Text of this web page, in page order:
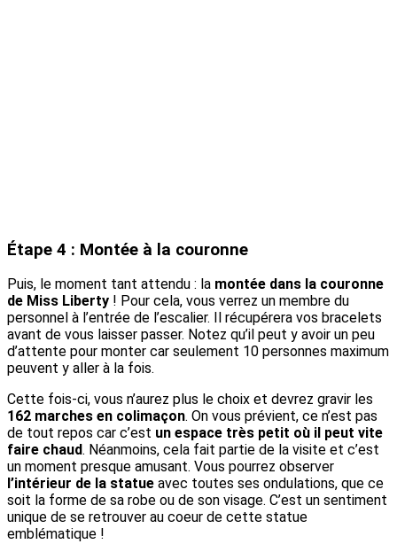
Étape 4 : Montée à la couronne
Puis, le moment tant attendu : la montée dans la couronne
de Miss Liberty ! Pour cela, vous verrez un membre du
personnel à l’entrée de l’escalier. Il récupérera vos bracelets
avant de vous laisser passer. Notez qu’il peut y avoir un peu
d’attente pour monter car seulement 10 personnes maximum
peuvent y aller à la fois.
Cette fois-ci, vous n’aurez plus le choix et devrez gravir les
162 marches en colimaçon. On vous prévient, ce n’est pas
de tout repos car c’est un espace très petit où il peut vite
faire chaud. Néanmoins, cela fait partie de la visite et c’est
un moment presque amusant. Vous pourrez observer
l’intérieur de la statue avec toutes ses ondulations, que ce
soit la forme de sa robe ou de son visage. C’est un sentiment
unique de se retrouver au coeur de cette statue
emblématique !